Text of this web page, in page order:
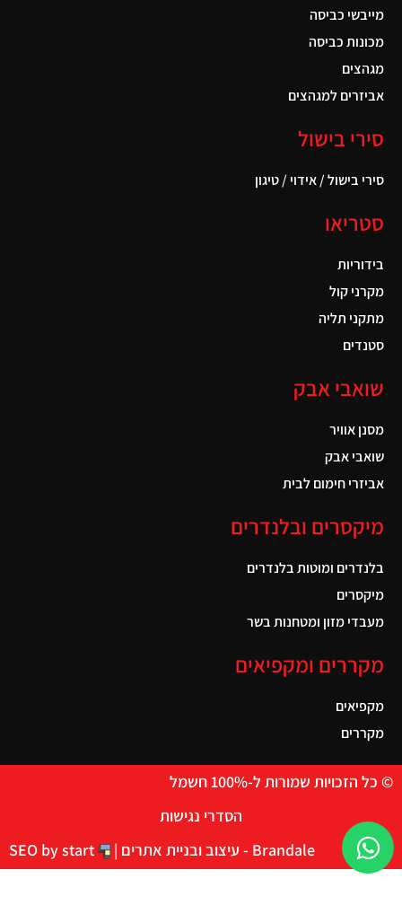
מייבשי כביסה
מכונות כביסה
מגהצים
אביזרים למגהצים
סירי בישול
סירי בישול / אידוי / טיגון
סטריאו
בידוריות
מקרני קול
מתקני תליה
סטנדים
שואבי אבק
מסנן אוויר
שואבי אבק
אביזרי חימום לבית
מיקסרים ובלנדרים
בלנדרים ומוטות בלנדרים
מיקסרים
מעבדי מזון ומטחנות בשר
מקררים ומקפיאים
מקפיאים
מקררים
© כל הזכויות שמורות ל-100% חשמל
הסדרי נגישות
Brandale - עיצוב ובניית אתרים |